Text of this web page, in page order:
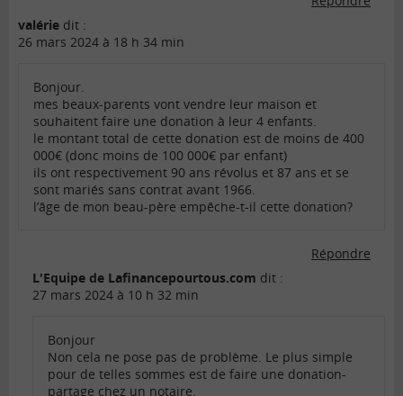
valérie dit :
26 mars 2024 à 18 h 34 min
Bonjour.
mes beaux-parents vont vendre leur maison et
souhaitent faire une donation à leur 4 enfants.
le montant total de cette donation est de moins de 400
000€ (donc moins de 100 000€ par enfant)
ils ont respectivement 90 ans révolus et 87 ans et se
sont mariés sans contrat avant 1966.
l’âge de mon beau-père empêche-t-il cette donation?
Répondre
L'Equipe de Lafinancepourtous.com dit :
27 mars 2024 à 10 h 32 min
Bonjour
Non cela ne pose pas de problème. Le plus simple
pour de telles sommes est de faire une donation-
partage chez un notaire.